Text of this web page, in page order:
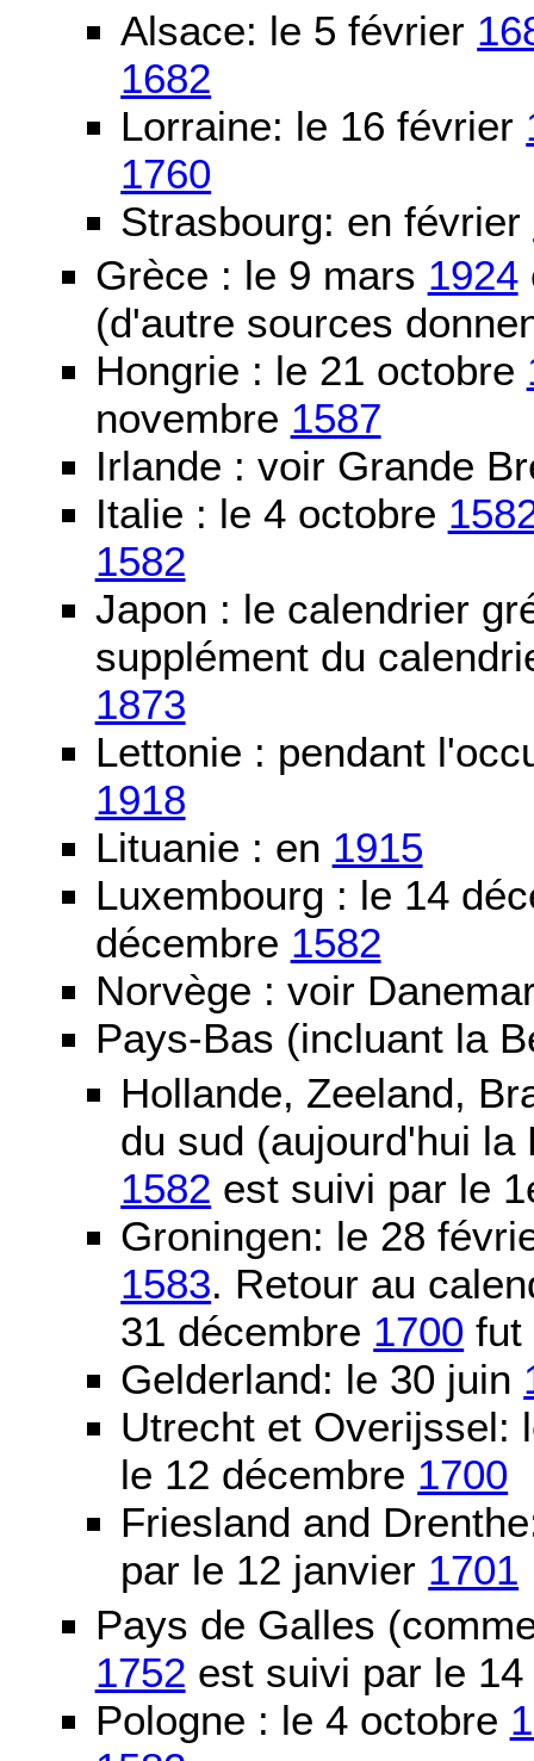
Alsace: le 5 février
1682
Lorraine: le 16 février
1760
Strasbourg: en février
Grèce : le 9 mars 1924
(d'autre sources
Hongrie : le 21 octobre
novembre 1587
Irlande : voir Grande
Italie : le 4 octobre
1582
Japon : le calendrier
supplément du
1873
Lettonie : pendant
1918
Lituanie : en 1915
Luxembourg : le 14
décembre 1582
Norvège : voir
Pays-Bas (incluant la
Hollande, Zeeland,
du sud (aujourd'hui la
1582 est suivi par le
Groningen: le 28
1583. Retour au
31 décembre 1700 fut
Gelderland: le 30 juin
Utrecht et Overijssel:
le 12 décembre 1700
Friesland and
par le 12 janvier 1701
Pays de Galles
1752 est suivi par le
Pologne : le 4 octobre